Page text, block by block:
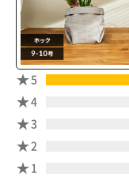
5
4
3
2
1